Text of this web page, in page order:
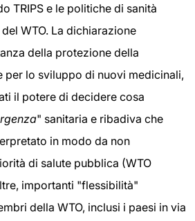
TRIPS e le politiche di sanità
WTO. La dichiarazione
della protezione della
per lo sviluppo di nuovi medicinali,
il potere di decidere cosa
" sanitaria e ribadiva che
in modo da non
di salute pubblica (WTO
importanti "flessibilità"
della WTO, inclusi i paesi in via